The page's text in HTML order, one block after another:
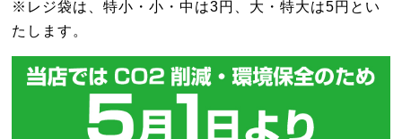
※レジ袋は、特小・小・中は3円、大・特大は5円とい
たします。